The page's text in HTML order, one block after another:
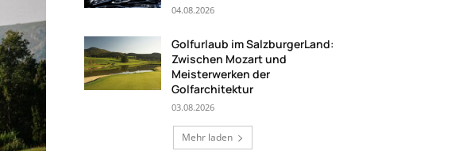
04.08.2026
Golfurlaub im SalzburgerLand:
Zwischen Mozart und
Meisterwerken der
Golfarchitektur
03.08.2026
Mehr laden